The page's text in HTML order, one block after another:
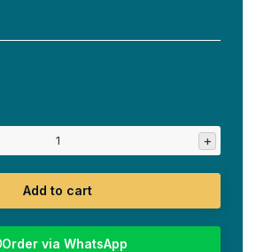
+
Add to cart
Order via WhatsApp